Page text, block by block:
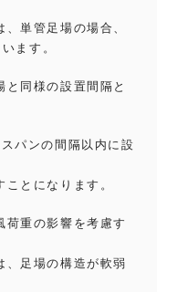
単管足場の場合、
ます。
と同様の設置間隔と
パンの間隔以内に設
とになります。
荷重の影響を考慮す
、足場の構造が軟弱